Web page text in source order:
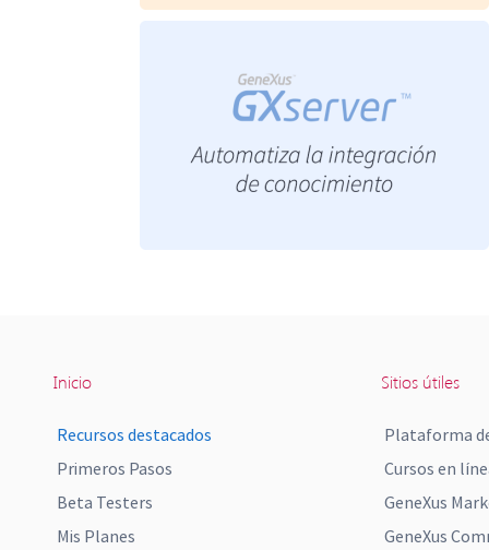
Inicio
Recursos destacados
Primeros Pasos
Beta Testers
Mis Planes
Sitios útiles
Plataforma
Cursos en
GeneXus
GeneXus